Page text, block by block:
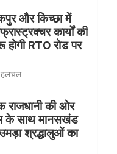
और किच्छा में
कार्यों की
RTO रोड पर
हलचल
राजधानी की ओर
के साथ मानसखंड
श्रद्धालुओं का